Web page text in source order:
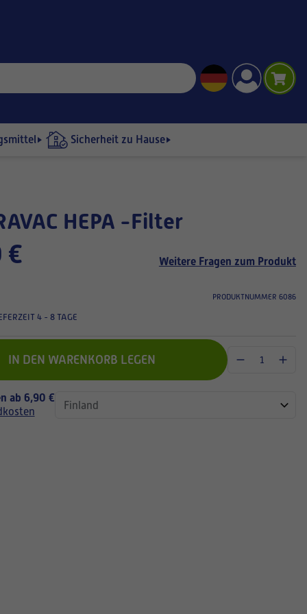
Sicherheit zu Hause
HEPA -Filter
€ Weitere Fragen zum Produkt
PRODUKTNUMMER 6086
4 - 8 TAGE
IN DEN WARENKORB LEGEN
ab 6,90 €